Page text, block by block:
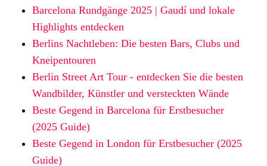
Barcelona Rundgänge 2025 | Gaudí und lokale
Highlights entdecken
Berlins Nachtleben: Die besten Bars, Clubs und
Kneipentouren
Berlin Street Art Tour - entdecken Sie die besten
Wandbilder, Künstler und versteckten Wände
Beste Gegend in Barcelona für Erstbesucher
(2025 Guide)
Beste Gegend in London für Erstbesucher (2025
Guide)